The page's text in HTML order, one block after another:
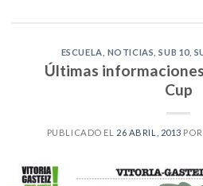
ESCUELA NOTICIAS ,SUB 10,
Últimas
Cup
PUBLICADO EL 26 ABRIL, 2013 POR